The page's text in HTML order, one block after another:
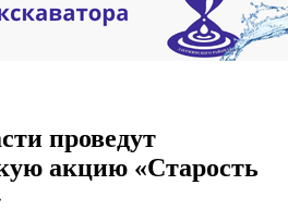
проведут
акцию «Старость